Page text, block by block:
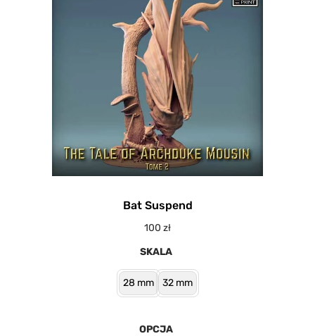
Bat Suspend
100 zł
SKALA
28 mm 32 mm
OPCJA